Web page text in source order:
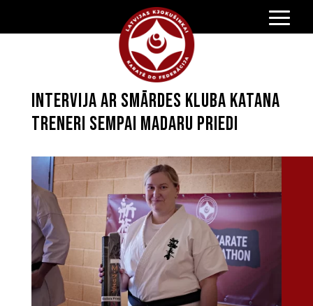
Intervija ar Smārdes kluba Katana
treneri sempai Madaru Priedi